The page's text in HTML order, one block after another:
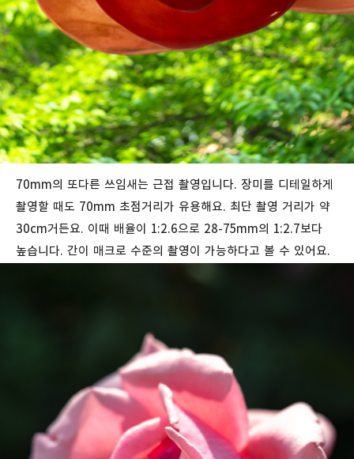
70mm의 또다른 쓰임새는 근접 촬영입니다. 장미를 디테일하게
촬영할 때도 70mm 초점거리가 유용해요. 최단 촬영 거리가 약
30cm거든요. 이때 배율이 1:2.6으로 28-75mm의 1:2.7보다
높습니다. 간이 매크로 수준의 촬영이 가능하다고 볼 수 있어요.